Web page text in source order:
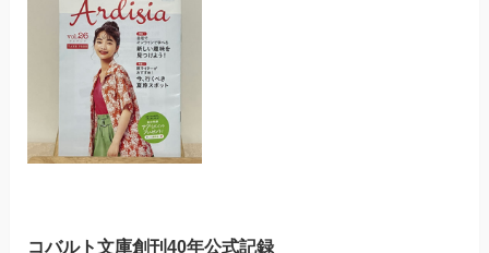
コバルト文庫創刊40年公式記録